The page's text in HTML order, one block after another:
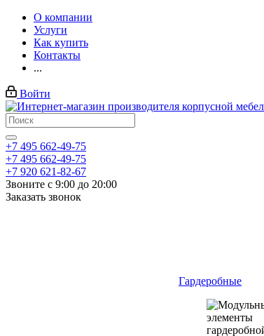
О компании
Услуги
Как купить
Контакты
...
Войти
+7 495 662-49-75
+7 495 662-49-75
+7 920 621-82-67
Звоните с 9:00 до 20:00
Заказать звонок
Гардеробные